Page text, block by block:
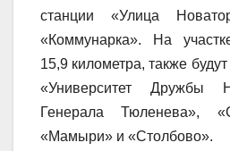
станции «Улица
«Коммунарка». На
15,9 километра, также
«Университет Дружбы
Генерала Тюленева»,
«Мамыри» и «Столбово».